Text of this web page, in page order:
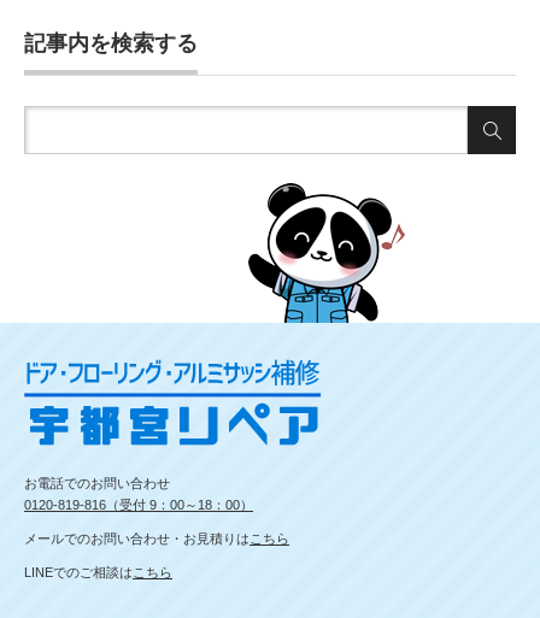
記事内を検索する
お電話でのお問い合わせ
0120-819-816（受付 9：00～18：00）
メールでのお問い合わせ・お見積りは こちら
LINEでのご相談は こちら